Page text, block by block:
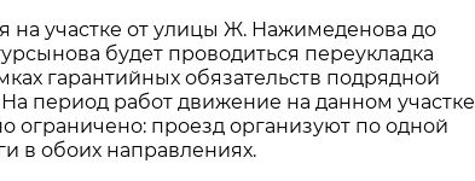
на участке от улицы Ж. Нажимеденова до
будет проводиться переукладка
гарантийных обязательств подрядной
период работ движение на данном участке
ограничено: проезд организуют по одной
в обоих направлениях.